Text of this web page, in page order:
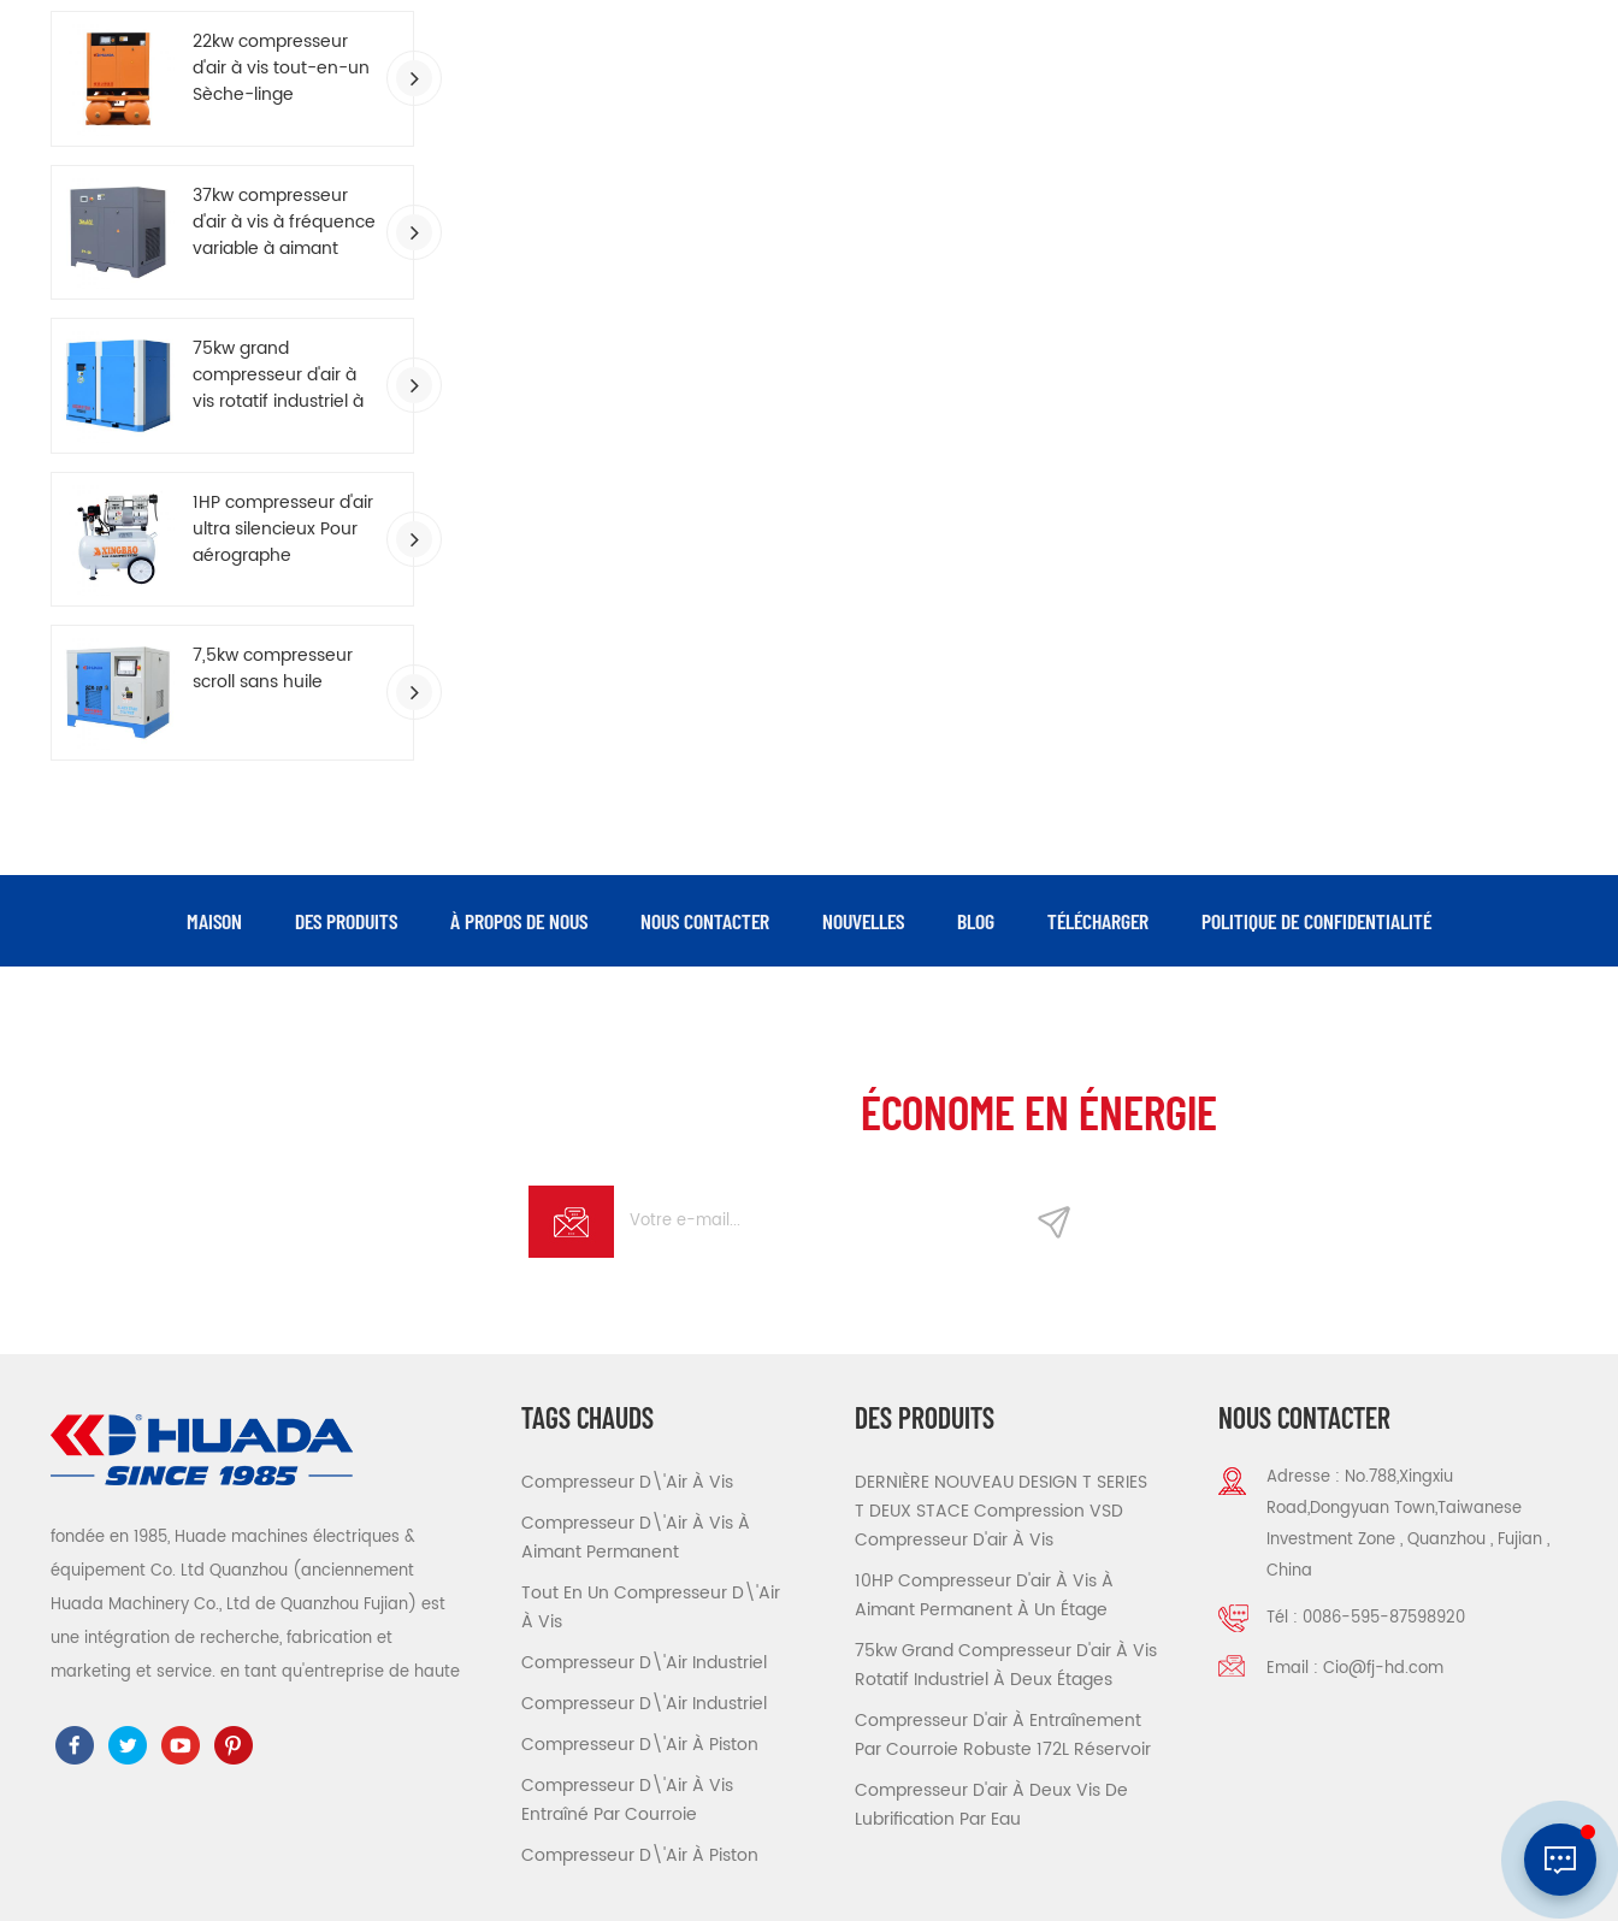
22kw compresseur
d'air à vis tout-en-un
Sèche-linge
37kw compresseur
d'air à vis à fréquence
variable à aimant
75kw grand
compresseur d'air à
vis rotatif industriel à
1HP compresseur d'air
ultra silencieux Pour
aérographe
7,5kw compresseur
scroll sans huile
MAISON DES PRODUITS À PROPOS DE NOUS NOUS CONTACTER NOUVELLES BLOG TÉLÉCHARGER POLITIQUE DE CONFIDENTIALITÉ
ÉCONOME EN ÉNERGIE
fondée en 1985, Huade machines électriques &
équipement Co. Ltd Quanzhou (anciennement
Huada Machinery Co., Ltd de Quanzhou Fujian) est
une intégration de recherche, fabrication et
marketing et service. en tant qu'entreprise de haute
ce 、 ROSH 、 ETL 、 CQC 、 certification de qualité
et de sécurité ccc, certification d'entreprise de
TAGS CHAUDS
Compresseur D\'air À Vis
Compresseur D\'air À Vis À
Aimant Permanent
Tout En Un Compresseur D\'air
À Vis
Compresseur D\'air Industriel
Compresseur D\'air Industriel
Compresseur D\'air À Piston
Compresseur D\'air À Vis
Entraîné Par Courroie
Compresseur D\'air À Piston
DES PRODUITS
DERNIÈRE NOUVEAU DESIGN T SERIES
T DEUX STACE Compression VSD
Compresseur D'air À Vis
10HP Compresseur D'air À Vis À
Aimant Permanent À Un Étage
75kw Grand Compresseur D'air À Vis
Rotatif Industriel À Deux Étages
Compresseur D'air À Entraînement
Par Courroie Robuste 172L Réservoir
Compresseur D'air À Deux Vis De
Lubrification Par Eau
NOUS CONTACTER
Adresse : No.788,Xingxiu
Road,Dongyuan Town,Taiwanese
Investment Zone , Quanzhou , Fujian ,
China
Tél : 0086-595-87598920
Email :Cio@fj-hd.com